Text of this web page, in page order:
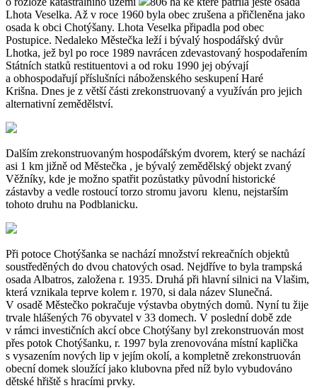
Lhota Veselka. Až v roce 1960 byla obec zrušena a přičleněna jako
osada k obci Chotýšany. Lhota Veselka připadla pod obec
Postupice. Nedaleko Městečka leží i bývalý hospodářský dvůr
Lhotka, jež byl po roce 1989 navrácen zdevastovaný hospodařením
Státních statků restituentovi a od roku 1990 jej obývají
a obhospodařují příslušníci náboženského seskupení Haré
Krišna. Dnes je z větší části zrekonstruovaný a využíván pro jejich
alternativní zemědělství.
Dalším zrekonstruovaným hospodářským dvorem, který se nachází
asi 1 km jižně od Městečka , je bývalý zemědělský objekt zvaný
Věžníky, kde je možno spatřit pozůstatky původní historické
zástavby a vedle rostoucí torzo stromu javoru klenu, nejstarším
tohoto druhu na Podblanicku.
Při potoce Chotýšanka se nachází množství rekreačních objektů
soustředěných do dvou chatových osad. Nejdříve to byla trampská
osada Albatros, založena r. 1935. Druhá při hlavní silnici na Vlašim,
která vznikala teprve kolem r. 1970, si dala název Slunečná.
V osadě Městečko pokračuje výstavba obytných domů. Nyní tu žije
trvale hlášených 76 obyvatel v 33 domech. V poslední době zde
v rámci investičních akcí obce Chotýšany byl zrekonstruován most
přes potok Chotýšanku, r. 1997 byla zrenovována místní kaplička
s vysazením nových lip v jejím okolí, a kompletně zrekonstruován
obecní domek sloužící jako klubovna před níž bylo vybudováno
dětské hřiště s hracími prvky.